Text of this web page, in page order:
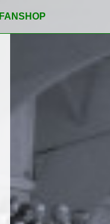
FANSHOP